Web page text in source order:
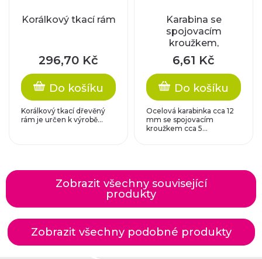
Korálkový tkací rám
296,70 Kč
Do košíku
Korálkový tkací dřevěný
rám je určen k výrobě...
Karabina se
spojovacím
kroužkem,
karabinka cca 12
mm, kroužek cca 5
6,61 Kč
Do košíku
Ocelová karabinka cca 12
mm se spojovacím
kroužkem cca 5...
Zobrazit všechny související
produkty
Zobrazit všechny podobné produkty